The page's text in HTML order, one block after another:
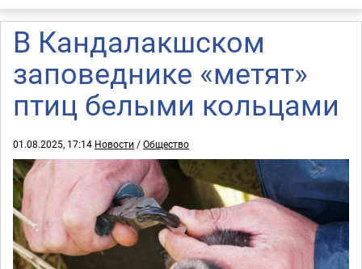
В Кандалакшском
заповеднике «метят»
птиц белыми кольцами
01.08.2025, 17:14 Новости /Общество